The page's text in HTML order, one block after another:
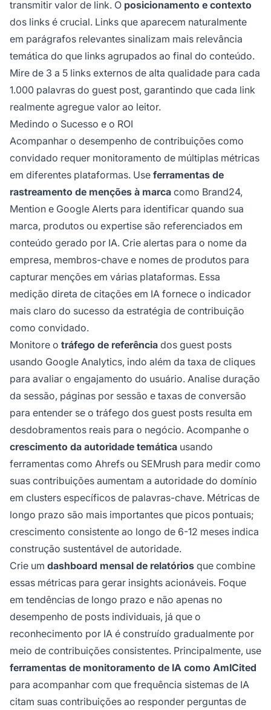
transmitir valor de link. O posicionamento e contexto
dos links é crucial. Links que aparecem naturalmente
em parágrafos relevantes sinalizam mais relevância
temática do que links agrupados ao final do conteúdo.
Mire de 3 a 5 links externos de alta qualidade para cada
1.000 palavras do guest post, garantindo que cada link
realmente agregue valor ao leitor.
Medindo o Sucesso e o ROI
Acompanhar o desempenho de contribuições como
convidado requer monitoramento de múltiplas métricas
em diferentes plataformas. Use ferramentas de
rastreamento de menções à marca como Brand24,
Mention e Google Alerts para identificar quando sua
marca, produtos ou expertise são referenciados em
conteúdo gerado por IA. Crie alertas para o nome da
empresa, membros-chave e nomes de produtos para
capturar menções em várias plataformas. Essa
medição direta de citações em IA fornece o indicador
mais claro do sucesso da estratégia de contribuição
como convidado.
Monitore o tráfego de referência dos guest posts
usando Google Analytics, indo além da taxa de cliques
para avaliar o engajamento do usuário. Analise duração
da sessão, páginas por sessão e taxas de conversão
para entender se o tráfego dos guest posts resulta em
desdobramentos reais para o negócio. Acompanhe o
crescimento da autoridade temática usando
ferramentas como Ahrefs ou SEMrush para medir como
suas contribuições aumentam a autoridade do domínio
em clusters específicos de palavras-chave. Métricas de
longo prazo são mais importantes que picos pontuais;
crescimento consistente ao longo de 6-12 meses indica
construção sustentável de autoridade.
Crie um dashboard mensal de relatórios que combine
essas métricas para gerar insights acionáveis. Foque
em tendências de longo prazo e não apenas no
desempenho de posts individuais, já que o
reconhecimento por IA é construído gradualmente por
meio de contribuições consistentes. Principalmente, use
ferramentas de monitoramento de IA como AmICited
para acompanhar com que frequência sistemas de IA
citam suas contribuições ao responder perguntas de